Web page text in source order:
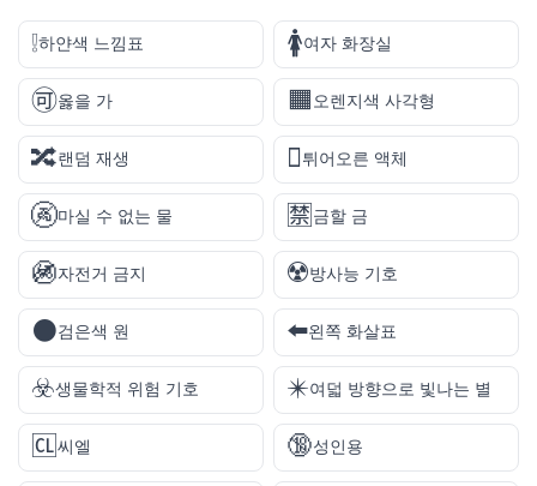
❕하얀색 느낌표 🚺여자 화장실
🉑옳을 가 🟧오렌지색 사각형
🔀랜덤 재생 🫟튀어오른 액체
🚱마실 수 없는 물 🈲 금할 금
🚳자전거 금지 ☢️방사능 기호
⚫검은색 원 ⬅️왼쪽 화살표
☣️생물학적 위험 기호 ✴️여덟 방향으로 빛나는 별
🆑씨엘 🔞성인용